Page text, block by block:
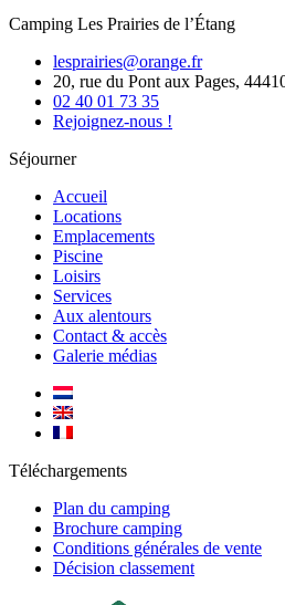
Camping Les Prairies de l’Étang
lesprairies@orange.fr
20, rue du Pont aux Pages,
02 40 01 73 35
Rejoignez-nous !
Séjourner
Accueil
Locations
Emplacements
Piscine
Loisirs
Services
Aux alentours
Contact & accès
Galerie médias
Téléchargements
Plan du camping
Brochure camping
Conditions générales de vente
Décision classement